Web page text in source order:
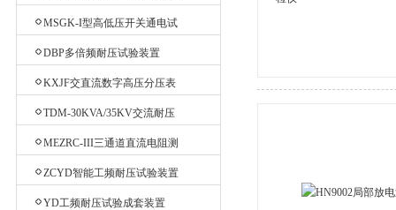
场效验仪
MSGK-I型高低压开关通电试
DBP多倍频耐压试验装置
KXJF交直流数字高压分压表
TDM-30KVA/35KV交流耐压
MEZRC-III三通道直流电阻测
ZCYD智能工频耐压试验装置
YD工频耐压试验成套装置